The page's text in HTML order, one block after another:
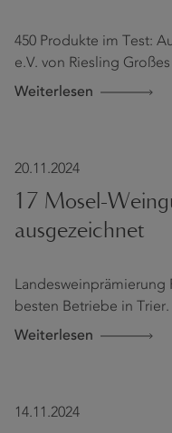
450 Produkte im Test:
e.V. von Riesling
Weiterlesen
20.11.2024
17 Mosel-
ausgezeichnet
Landesweinprämierung
besten Betriebe in Trier.
Weiterlesen
14.11.2024